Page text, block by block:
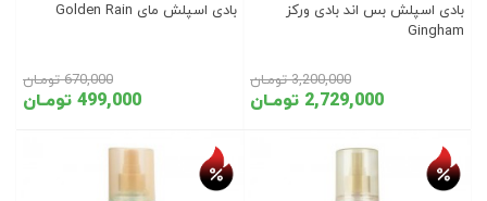
بادی اسپلش بس اند بادی ورکز
Gingham
2,729,000 تومـان
3,200,000 تومـان
بادی اسپلش مای Golden Rain
499,000 تومـان
670,000 تومـان